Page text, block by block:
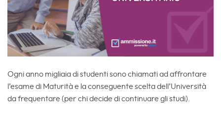
Ogni anno migliaia di studenti sono chiamati ad affrontare
l’esame di Maturità e la conseguente scelta dell’Università
da frequentare (per chi decide di continuare gli studi).